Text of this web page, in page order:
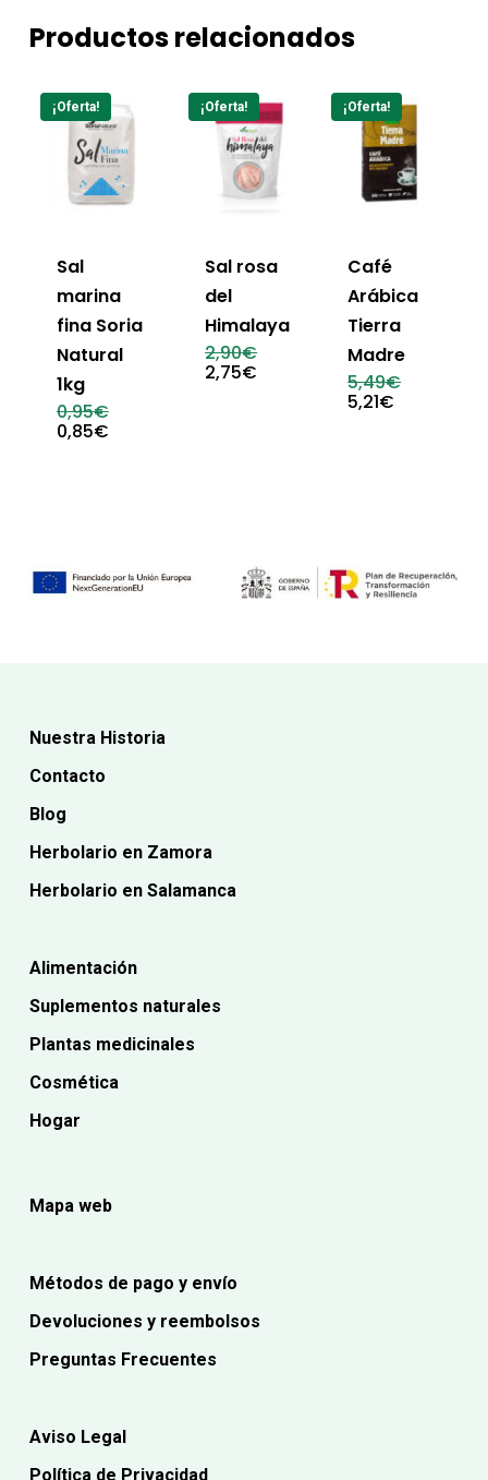
Productos relacionados
¡Oferta!
Sal
marina
fina Soria
Natural
1kg
0,95€El
precio
0,85€El
¡Oferta!
Sal rosa
del
Himalaya
2,90€El
2,75€
¡Oferta!
Café
Arábica
Tierra
Madre
5,49€El
5,21€
Nuestra Historia
Contacto
Blog
Herbolario en Zamora
Herbolario en Salamanca
Alimentación
Suplementos naturales
Plantas medicinales
Cosmética
Hogar
Mapa web
Métodos de pago y envío
Devoluciones y reembolsos
Preguntas Frecuentes
Aviso Legal
Política de Privacidad